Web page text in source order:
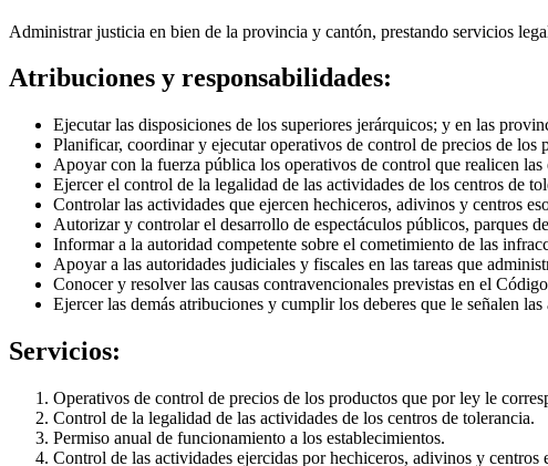
Administrar justicia en bien de la provincia y cantón, prestando servicios
Atribuciones y responsabilidades:
Ejecutar las disposiciones de los superiores jerárquicos; y en las
Planificar, coordinar y ejecutar operativos de control de precios de los
Apoyar con la fuerza pública los operativos de control que realicen
Ejercer el control de la legalidad de las actividades de los centros de
Controlar las actividades que ejercen hechiceros, adivinos y centros
Autorizar y controlar el desarrollo de espectáculos públicos, parques
Informar a la autoridad competente sobre el cometimiento de las
Apoyar a las autoridades judiciales y fiscales en las tareas que
Conocer y resolver las causas contravencionales previstas en el
Ejercer las demás atribuciones y cumplir los deberes que le señalen
Servicios:
Operativos de control de precios de los productos que por ley le
Control de la legalidad de las actividades de los centros de tolerancia.
Permiso anual de funcionamiento a los establecimientos.
Control de las actividades ejercidas por hechiceros, adivinos y centros